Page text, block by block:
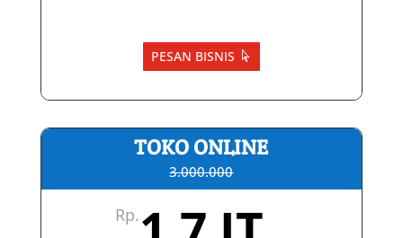
PESAN BISNIS
TOKO ONLINE
3.000.000
Rp.